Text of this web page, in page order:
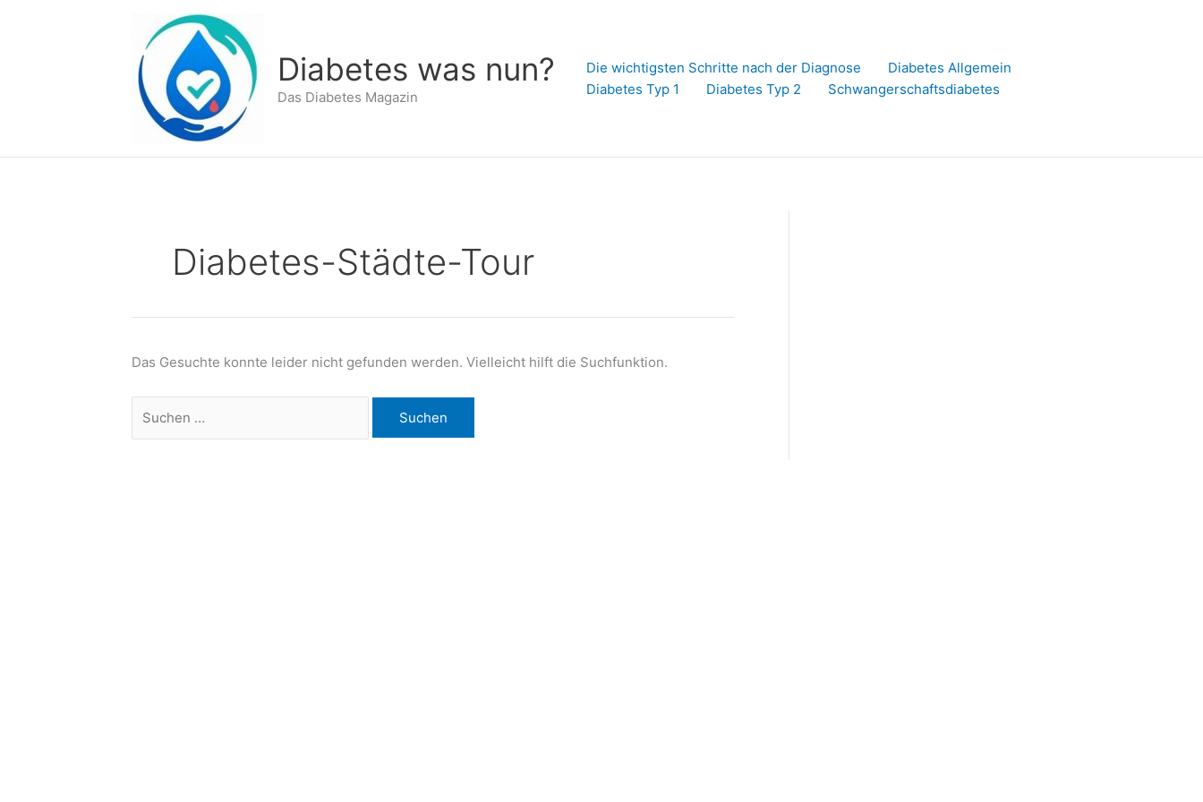
Diabetes was nun?
Das Diabetes Magazin
Die wichtigsten Schritte nach der Diagnose
Diabetes Allgemein
Diabetes Typ 1
Diabetes Typ 2 Schwangerschaftsdiabetes
Diabetes-Städte-Tour
Das Gesuchte konnte leider nicht gefunden werden. Vielleicht hilft die Suchfunktion.
nach: